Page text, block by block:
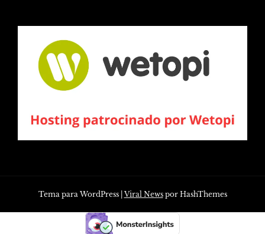
Tema para WordPress Viral Newspor HashThemes